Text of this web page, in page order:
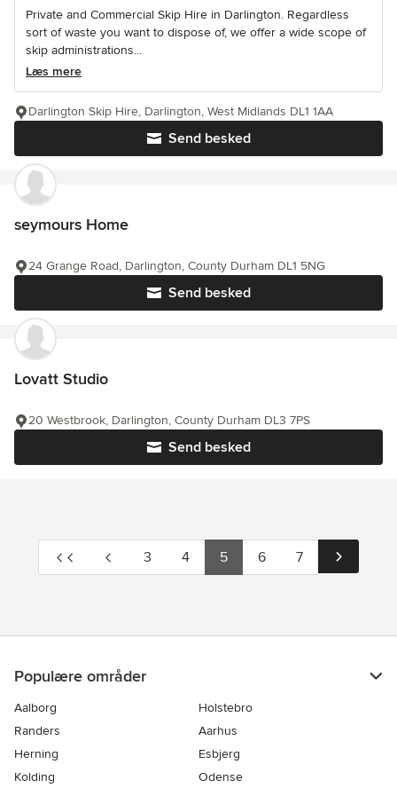
Private and Commercial Skip Hire in Darlington. Regardless
sort of waste you want to dispose of, we offer a wide scope of
skip administrations...
Læs mere
Send besked
Darlington Skip Hire, Darlington, West Midlands DL1 1AA
seymours Home
Send besked
24 Grange Road, Darlington, County Durham DL1 5NG
Lovatt Studio
Send besked
20 Westbrook, Darlington, County Durham DL3 7PS
3 4 5 6 7
Populære områder
Aalborg
Holstebro
Randers
Aarhus
Herning
Esbjerg
Kolding
Odense